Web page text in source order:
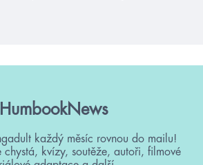
každý měsíc rovnou do mailu!
chystá, kvízy, soutěže, autoři, filmové